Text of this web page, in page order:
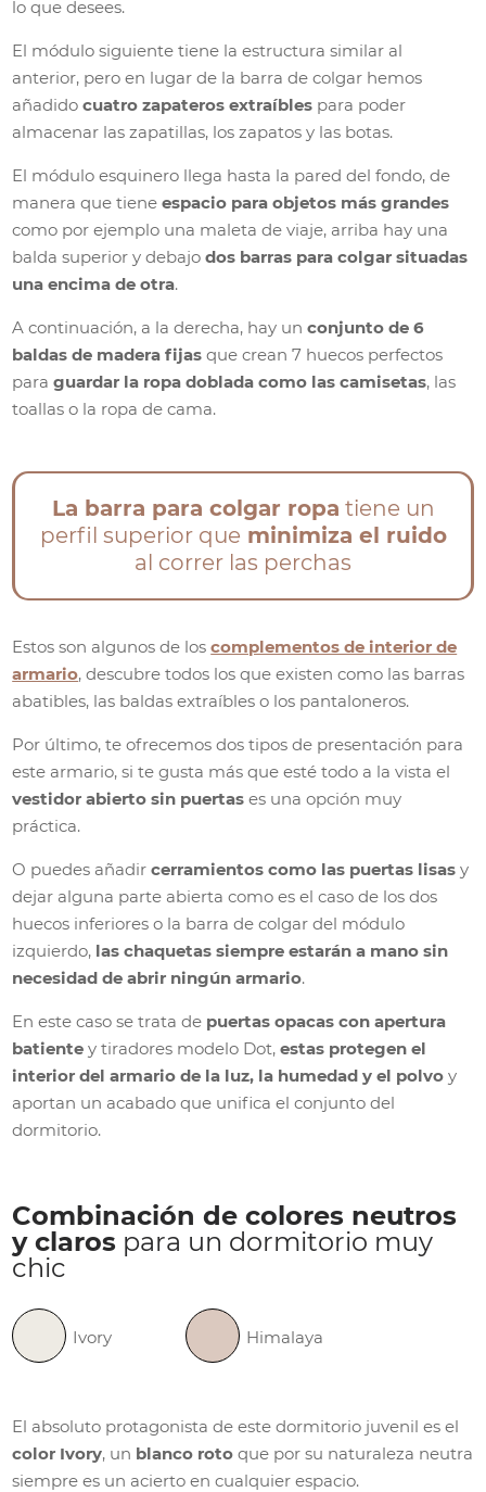
lo que desees.
El módulo siguiente tiene la estructura similar al
anterior, pero en lugar de la barra de colgar hemos
añadidocuatro zapateros extraíbles para poder
almacenar las zapatillas, los zapatos y las botas.
El módulo esquinero llega hasta la pared del fondo, de
manera que tieneespacio para objetos más grandes
como por ejemplo una maleta de viaje, arriba hay una
balda superior y debajodos barras para colgar situadas
una encima de otra.
A continuación, a la derecha, hay unconjunto de 6
baldas de madera fijasque crean 7 huecos perfectos
paraguardar la ropa doblada como las camisetas, las
toallas o la ropa de cama.
La barra para colgar ropa tiene un
perfil superior que minimiza el ruido
al correr las perchas
Estos son algunos de loscomplementos de interior de
armario, descubre todos los que existen como las barras
abatibles, las baldas extraíbles o los pantaloneros.
Por último, te ofrecemos dos tipos de presentación para
este armario, si te gusta más que esté todo a la vista el
vestidor abierto sin puertases una opción muy
práctica.
O puedes añadircerramientos como las puertas lisas y
dejar alguna parte abierta como es el caso de los dos
huecos inferiores o la barra de colgar del módulo
izquierdo, las chaquetas siempre estarán a mano sin
necesidad de abrir ningún armario.
En este caso se trata de puertas opacas con apertura
batiente y tiradores modelo Dot,estas protegen el
interior del armario de la luz, la humedad y el polvo y
aportan un acabado que unifica el conjunto del
dormitorio.
Combinación de colores neutros
y claros para un dormitorio muy
chic
Ivory Himalaya
El absoluto protagonista de este dormitorio juvenil es el
color Ivory, un blanco rotoque por su naturaleza neutra
siempre es un acierto en cualquier espacio.